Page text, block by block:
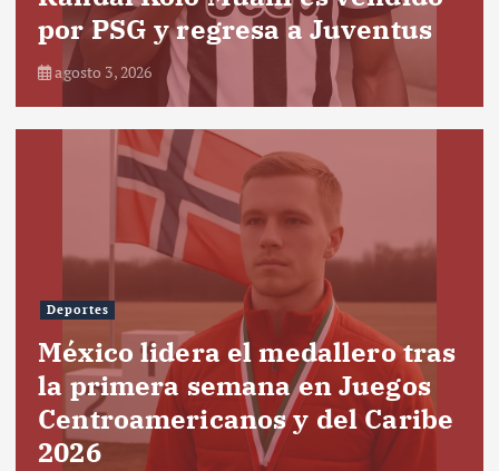
por PSG y regresa a Juventus
agosto 3, 2026
Deportes
México lidera el medallero tras
la primera semana en Juegos
Centroamericanos y del Caribe
2026